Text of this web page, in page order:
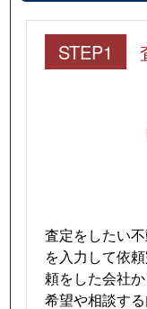
STEP1
査定をしたい
を入力して依
頼をした会社か
希望や相談す